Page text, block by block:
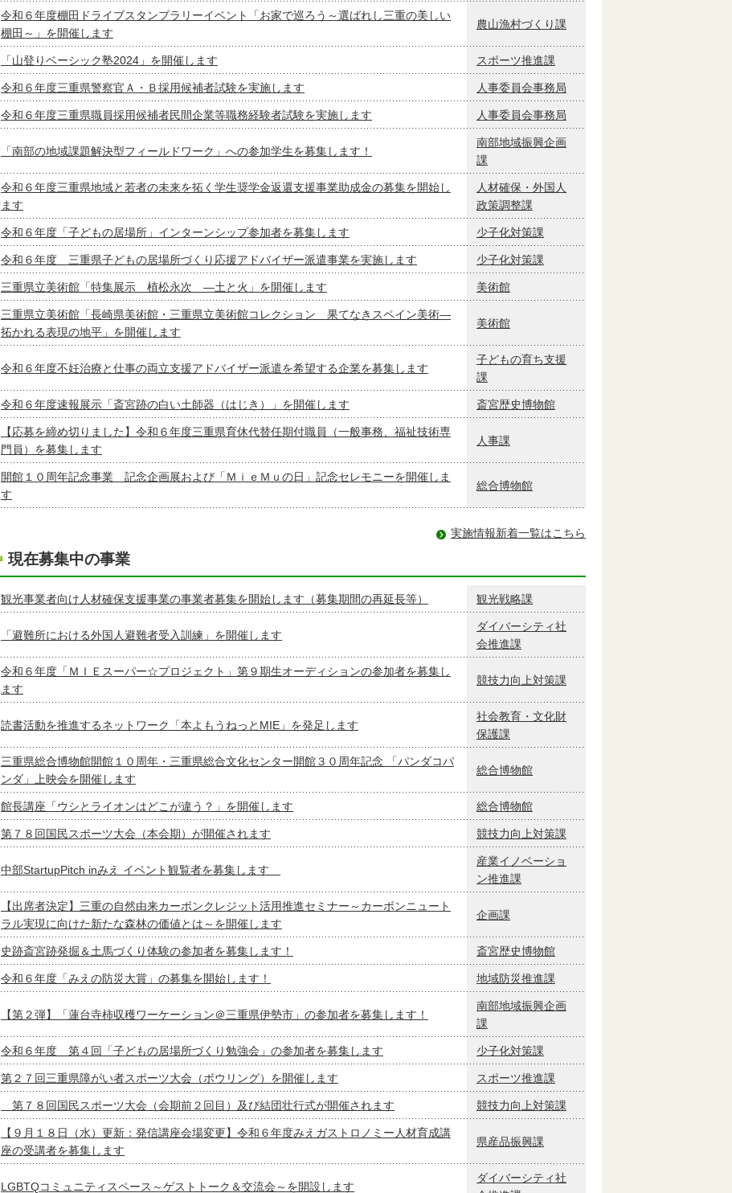
令和６年度棚田ドライブスタンプラリーイベント「お家で巡ろう～選ばれし三重の美しい
棚田～」を開催します
農山漁村づくり課
「山登りベーシック塾2024」を開催します スポーツ推進課
令和６年度三重県警察官Ａ・Ｂ採用候補者試験を実施します 人事委員会事務局
令和６年度三重県職員採用候補者民間企業等職務経験者試験を実施します 人事委員会事務局
「南部の地域課題解決型フィールドワーク」への参加学生を募集します！
南部地域振興企画
課
令和６年度三重県地域と若者の未来を拓く学生奨学金返還支援事業助成金の募集を開始し
ます
人材確保・外国人
政策調整課
令和６年度「子どもの居場所」インターンシップ参加者を募集します 少子化対策課
令和６年度 三重県子どもの居場所づくり応援アドバイザー派遣事業を実施します 少子化対策課
三重県立美術館「特集展示 植松永次 ―土と火」を開催します 美術館
三重県立美術館「長崎県美術館・三重県立美術館コレクション 果てなきスペイン美術―
拓かれる表現の地平」を開催します
美術館
令和６年度不妊治療と仕事の両立支援アドバイザー派遣を希望する企業を募集します
子どもの育ち支援
課
令和６年度速報展示「斎宮跡の白い土師器（はじき）」を開催します 斎宮歴史博物館
【応募を締め切りました】令和６年度三重県育休代替任期付職員（一般事務、福祉技術専
門員）を募集します
人事課
開館１０周年記念事業 記念企画展および「ＭｉｅＭｕの日」記念セレモニーを開催しま
す
総合博物館
実施情報新着一覧はこちら
現在募集中の事業
観光事業者向け人材確保支援事業の事業者募集を開始します（募集期間の再延長等） 観光戦略課
「避難所における外国人避難者受入訓練」を開催します
ダイバーシティ社
会推進課
令和６年度「ＭＩＥスーパー☆プロジェクト」第９期生オーディションの参加者を募集し
ます
競技力向上対策課
読書活動を推進するネットワーク「本よもうねっとMIE」を発足します
社会教育・文化財
保護課
三重県総合博物館開館１０周年・三重県総合文化センター開館３０周年記念 「パンダコパ
ンダ」上映会を開催します
総合博物館
館長講座「ウシとライオンはどこが違う？」を開催します 総合博物館
第７８回国民スポーツ大会（本会期）が開催されます 競技力向上対策課
中部StartupPitch inみえ イベント観覧者を募集します
産業イノベーショ
ン推進課
【出席者決定】三重の自然由来カーボンクレジット活用推進セミナー～カーボンニュート
ラル実現に向けた新たな森林の価値とは～を開催します
企画課
史跡斎宮跡発掘＆土馬づくり体験の参加者を募集します！ 斎宮歴史博物館
令和６年度「みえの防災大賞」の募集を開始します！ 地域防災推進課
【第２弾】「蓮台寺柿収穫ワーケーション＠三重県伊勢市」の参加者を募集します！
南部地域振興企画
課
令和６年度 第４回「子どもの居場所づくり勉強会」の参加者を募集します 少子化対策課
第２７回三重県障がい者スポーツ大会（ボウリング）を開催します スポーツ推進課
第７８回国民スポーツ大会（会期前２回目）及び結団壮行式が開催されます 競技力向上対策課
【９月１８日（水）更新：発信講座会場変更】令和６年度みえガストロノミー人材育成講
座の受講者を募集します
県産品振興課
LGBTQコミュニティスペース～ゲストトーク＆交流会～を開設します
ダイバーシティ社